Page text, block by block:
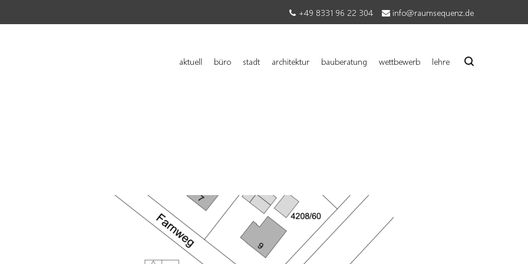
+49 8331 96 22 304 info@raumsequenz.de
aktuell büro stadt architektur bauberatung wettbewerb lehre